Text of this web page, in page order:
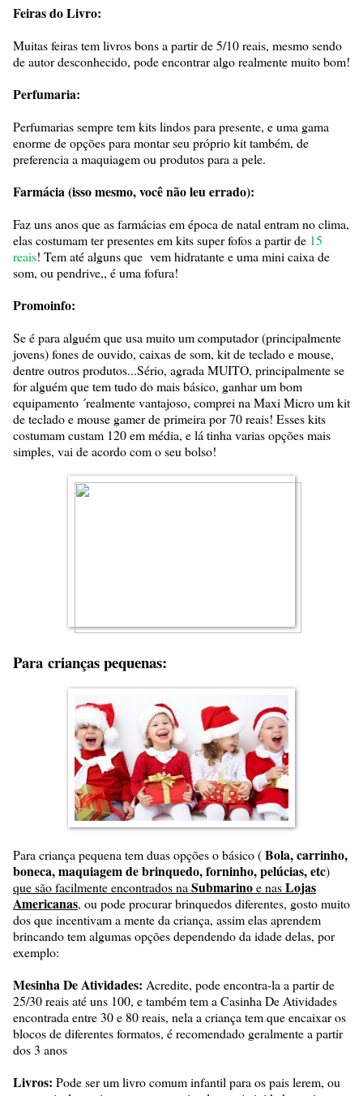
Feiras do Livro:
Muitas feiras tem livros bons a partir de 5/10 reais, mesmo sendo
de autor desconhecido, pode encontrar algo realmente muito bom!
Perfumaria:
Perfumarias sempre tem kits lindos para presente, e uma gama
enorme de opções para montar seu próprio kit também, de
preferencia a maquiagem ou produtos para a pele.
Farmácia (isso mesmo, você não leu errado):
Faz uns anos que as farmácias em época de natal entram no clima,
elas costumam ter presentes em kits super fofos a partir de 15
reais! Tem até alguns que vem hidratante e uma mini caixa de
som, ou pendrive,, é uma fofura!
Promoinfo:
Se é para alguém que usa muito um computador (principalmente
jovens) fones de ouvido, caixas de som, kit de teclado e mouse,
dentre outros produtos...Sério, agrada MUITO, principalmente se
for alguém que tem tudo do mais básico, ganhar um bom
equipamento ´realmente vantajoso, comprei na Maxi Micro um kit
de teclado e mouse gamer de primeira por 70 reais! Esses kits
costumam custam 120 em média, e lá tinha varias opções mais
simples, vai de acordo com o seu bolso!
Para crianças pequenas:
Para criança pequena tem duas opções o básico (Bola, carrinho,
boneca, maquiagem de brinquedo, forninho, pelúcias, etc)
que são facilmente encontrados na Submarinoe nasLojas
Americanas, ou pode procurar brinquedos diferentes, gosto muito
dos que incentivam a mente da criança, assim elas aprendem
brincando tem algumas opções dependendo da idade delas, por
exemplo:
Mesinha De Atividades: Acredite, pode encontra-la a partir de
25/30 reais até uns 100, e também tem a Casinha De Atividades
encontrada entre 30 e 80 reais, nela a criança tem que encaixar os
blocos de diferentes formatos, é recomendado geralmente a partir
dos 3 anos
Livros: Pode ser um livro comum infantil para os pais lerem, ou